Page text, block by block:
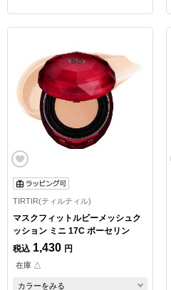
TIRTIR(ティルティル)
マスクフィットルビーメッシュク
ッション ミニ 17C ポーセリン
税込 1,430 円
在庫 △
カラーをみる